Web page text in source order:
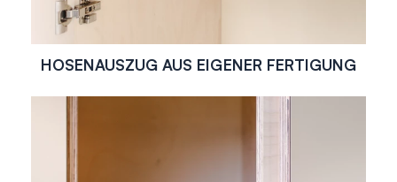
HOSENAUSZUG AUS EIGENER FERTIGUNG